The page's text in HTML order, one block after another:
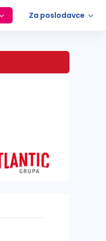
Za poslodavce